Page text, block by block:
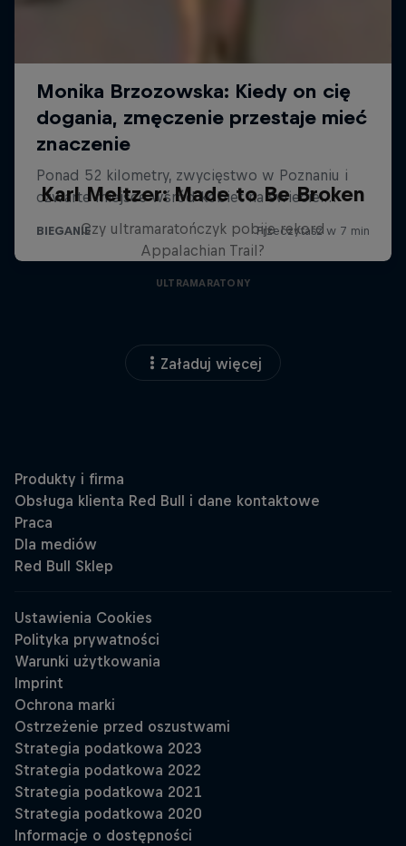
Karl Meltzer: Made to Be Broken
Czy ultramaratończyk pobije rekord
Appalachian Trail?
ULTRAMARATONY
Załaduj więcej